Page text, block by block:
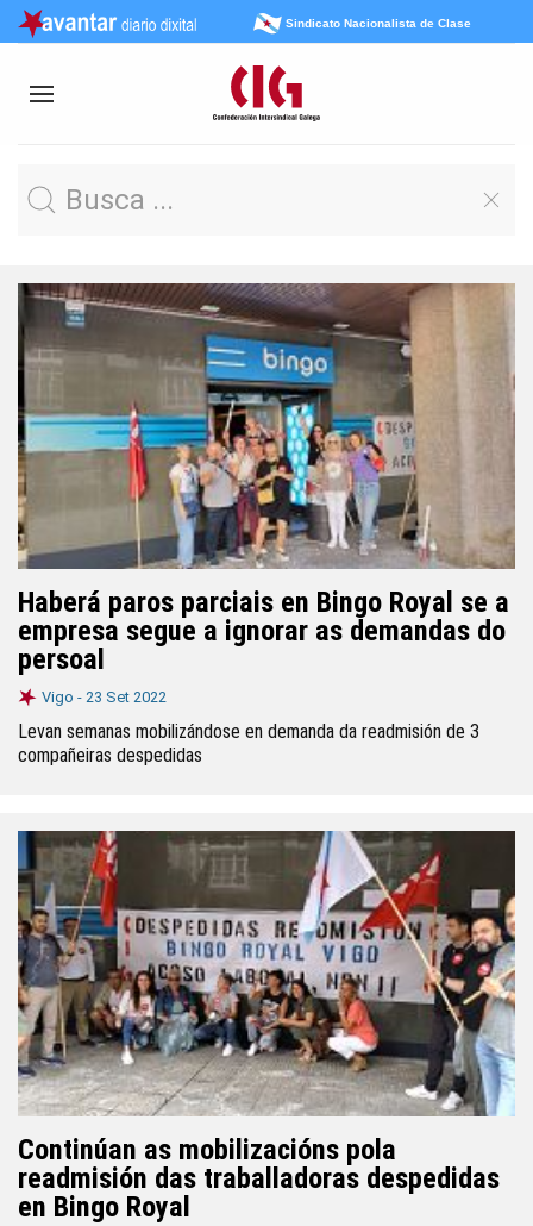
Sindicato Nacionalista de Clase
Haberá paros parciais en Bingo Royal se a
empresa segue a ignorar as demandas do
persoal
Vigo - 23 Set 2022
Levan semanas mobilizándose en demanda da readmisión de 3
compañeiras despedidas
Continúan as mobilizacións pola
readmisión das traballadoras despedidas
en Bingo Royal